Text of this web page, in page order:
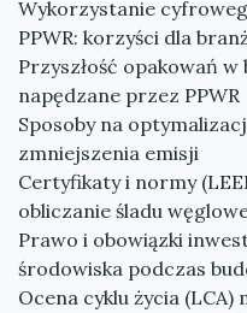
Wykorzystanie
PPWR: korzyści dla
Przyszłość opakowań
napędzane przez PPWR
Sposoby na
zmniejszenia emisji
Certyfikaty i normy
obliczanie śladu
Prawo i obowiązki
środowiska podczas
Ocena cyklu życia